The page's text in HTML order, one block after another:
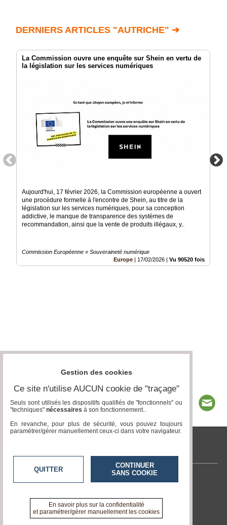
DERNIERS ARTICLES "AUTRICHE" ➔
La Commission ouvre une enquête sur Shein en vertu de
la législation sur les services numériques
Aujourd'hui, 17 février 2026, la Commission européenne a ouvert
une procédure formelle à l'encontre de Shein, au titre de la
législation sur les services numériques, pour sa conception
addictive, le manque de transparence des systèmes de
recommandation, ainsi que la vente de produits illégaux, y..
Commission Européenne » Souveraineté numérique
Europe
17/02/2026 Vu 90520 fois
tvlocale.fr
Contactez-nous
A propos de tvlocale.fr
Gestion des cookies
Ce site n'utilise AUCUN cookie de "traçage"
Seuls sont utilisés les dispositifs qualifiés de "fonctionnels" ou
"techniques" nécessaires à son fonctionnement..
En revanche, pour plus de sécurité, vous pouvez toujours
paramétrer/gérer manuellement ceux-ci dans votre navigateur.
QUITTER
CONTINUER
SANS COOKIE
En savoir plus sur la confidentialité
et paramétrer/gérer manuellement les cookies